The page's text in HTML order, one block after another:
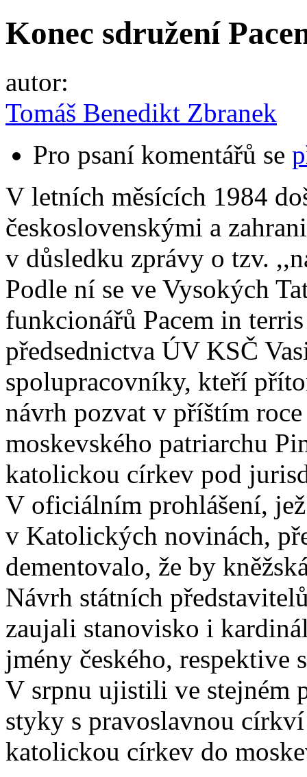
Konec sdružení
autor:
Tomáš Benedikt Zbranek
Pro psaní komentářů se
V letních měsících 1984
československými a
v důsledku zprávy o tzv.
Podle ní se ve Vysokých
funkcionářů Pacem in
předsednictva ÚV KSČ
spolupracovníky, kteří
návrh pozvat v příštím
moskevského patriarchu
katolickou církev pod
V oficiálním prohlášení,
v Katolických novinách,
dementovalo, že by
Návrh státních
zaujali stanovisko i
jmény českého, respektive
V srpnu ujistili ve stejném
styky s pravoslavnou
katolickou církev do